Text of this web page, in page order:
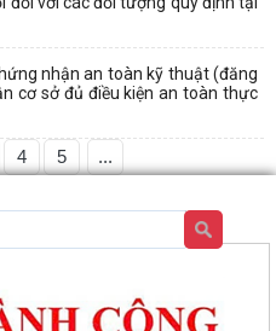
nhận an toàn kỹ thuật (đăng
cơ sở đủ điều kiện an toàn thực
4 5 ...